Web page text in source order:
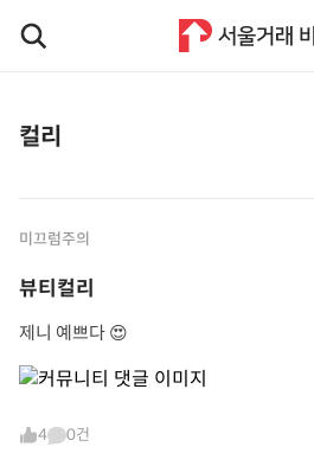
컬리
미끄럼주의
뷰티컬리
제니 예쁘다 😍
4 0건